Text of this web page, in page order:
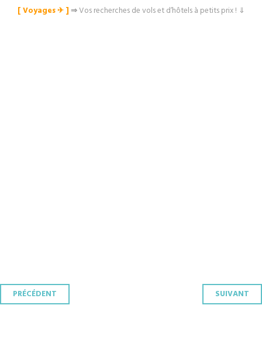
[ Voyages ✈︎ ]⇒Vos recherches de vols et d’hôtels à petits prix ! ⇓
Navigation
PRÉCÉDENT SUIVANT